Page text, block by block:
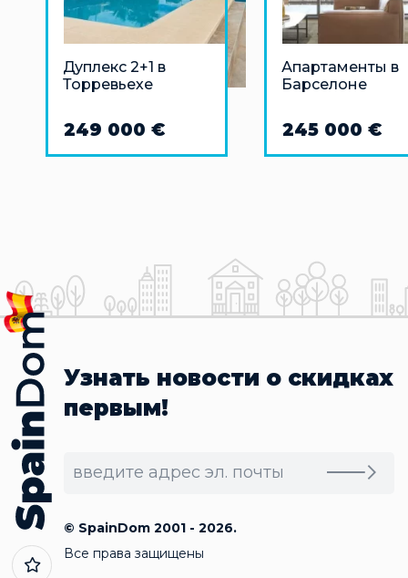
Дуплекс 2+1 в
Торревьехе
249 000 €
Апартаменты в
Барселоне
245 000 €
Узнать новости о скидках
первым!
© SpainDom 2001 - 2026.
Все права защищены